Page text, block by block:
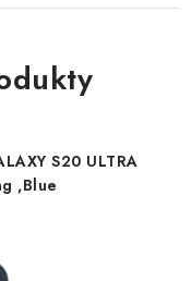
S20 ULTRA
,Blue